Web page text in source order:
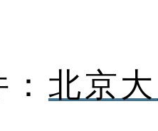
北京